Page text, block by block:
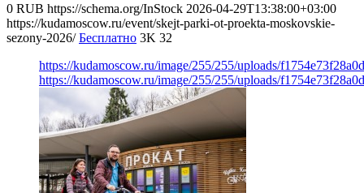
0 RUB https://schema.org/InStock 2026-04-29T13:38:00+03:00
https://kudamoscow.ru/event/skejt-parki-ot-proekta-moskovskie-
sezony-2026/ Бесплатно 3K 32
https://kudamoscow.ru/image/255/255/uploads/
https://kudamoscow.ru/image/255/255/uploads/